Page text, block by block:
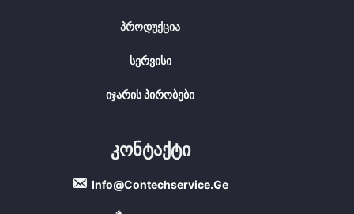
Პროდუქცია
Სერვისი
Იჯარის Პირობები
Კონტაქტი
Info@contechservice.ge